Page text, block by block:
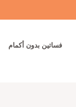
فساتين بدون أكمام